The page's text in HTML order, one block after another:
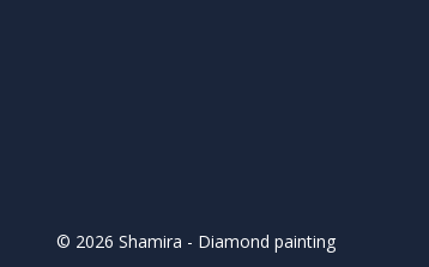
© 2026 Shamira - Diamond painting